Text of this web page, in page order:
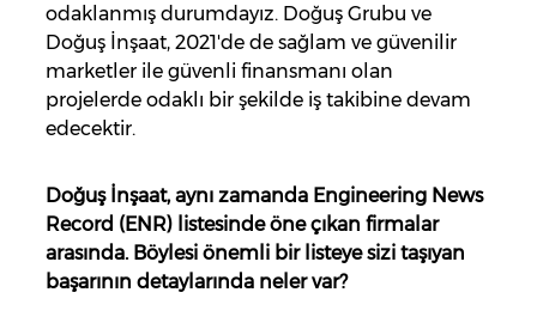
odaklanmış durumdayız. Doğuş Grubu ve
Doğuş İnşaat, 2021'de de sağlam ve güvenilir
marketler ile güvenli finansmanı olan
projelerde odaklı bir şekilde iş takibine devam
edecektir.
Doğuş İnşaat, aynı zamanda Engineering News
Record (ENR) listesinde öne çıkan firmalar
arasında. Böylesi önemli bir listeye sizi taşıyan
başarının detaylarında neler var?